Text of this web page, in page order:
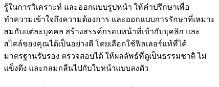
รู้ในการวิเคราะห์ และออกแบบรูปหน้า ให้คำปรึกษาเพื่อ
ทำความเข้าใจถึงความต้องการ และออกแบบการรักษาที่เหมาะ
สมกับแต่ละบุคคล สร้างสรรค์กรอบหน้าที่เข้ากับบุคลิก และ
สไตล์ของคุณได้เป็นอย่างดี โดยเลือกใช้ฟิลเลอร์แท้ที่ได้
มาตรฐานรับรอง ตรวจสอบได้ ให้ผลลัพธ์ที่ดูเป็นธรรมชาติ ไม่
แข็งตึง และกลมกลืนไปกับใบหน้าแบบลงตัว